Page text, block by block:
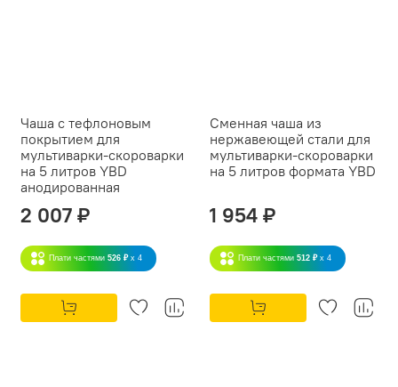
Чаша с тефлоновым
покрытием для
мультиварки-скороварки
на 5 литров YBD
анодированная
2 007 ₽
Плати частями 526 ₽ x 4
Сменная чаша из
нержавеющей стали для
мультиварки-скороварки
на 5 литров формата YBD
1 954 ₽
Плати частями 512 ₽ x 4